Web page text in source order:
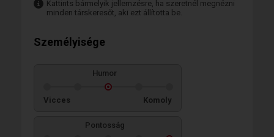
Kattints bármelyik jellemzésre, ha szeretnél megnézni
minden társkeresőt, aki ezt állította be.
Személyisége
Humor
Vicces Komoly
Pontosság